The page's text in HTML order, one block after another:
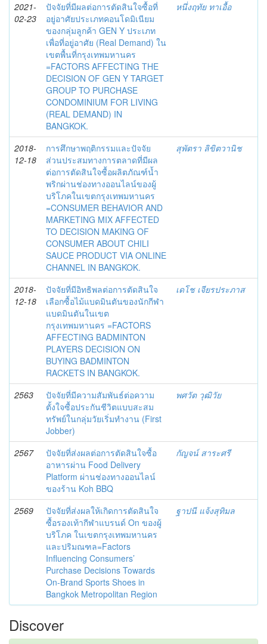
2021-
02-23
ปัจจัยที่มีผลต่อการตัดสินใจซื้อที่
อยู่อาศัยประเภทคอนโดมิเนียม
ของกลุ่มลูกค้า GEN Y ประเภท
เพื่อที่อยู่อาศัย (Real Demand) ใน
เขตพื้นที่กรุงเทพมหานคร
=FACTORS AFFECTING THE
DECISION OF GEN Y TARGET
GROUP TO PURCHASE
CONDOMINIUM FOR LIVING
(REAL DEMAND) IN
BANGKOK.
หนึ่งฤทัย ทาเอื้อ
2018-
12-18
การศึกษาพฤติกรรมและปัจจัย
ส่วนประสมทางการตลาดที่มีผล
ต่อการตัดสินใจซื้อผลิตภัณฑ์น้ำ
พริกผ่านช่องทางออนไลน์ของผู้
บริโภคในเขตกรุงเทพมหานคร
=CONSUMER BEHAVIOR AND
MARKETING MIX AFFECTED
TO DECISION MAKING OF
CONSUMER ABOUT CHILI
SAUCE PRODUCT VIA ONLINE
CHANNEL IN BANGKOK.
สุพัตรา ลิขิตวานิช
2018-
12-18
ปัจจัยที่มีอิทธิพลต่อการตัดสินใจ
เลือกซื้อไม้แบดมินตันของนักกีฬา
แบดมินตันในเขต
กรุงเทพมหานคร =FACTORS
AFFECTING BADMINTON
PLAYERS DECISION ON
BUYING BADMINTON
RACKETS IN BANGKOK.
เดโช เจียรประภาส
2563
ปัจจัยที่มีความสัมพันธ์ต่อความ
ตั้งใจซื้อประกันชีวิตแบบสะสม
ทรัพย์ในกลุ่มวัยเริ่มทำงาน (First
Jobber)
พศวัต วุฒิวัย
2567
ปัจจัยที่ส่งผลต่อการตัดสินใจซื้อ
อาหารผ่าน Food Delivery
Platform ผ่านช่องทางออนไลน์
ของร้าน Koh BBQ
กัญจน์ สาระศรี
2569
ปัจจัยที่ส่งผลให้เกิดการตัดสินใจ
ซื้อรองเท้ากีฬาแบรนด์ On ของผู้
บริโภค ในเขตกรุงเทพมหานคร
และปริมณฑล=Factors
Influencing Consumers’
Purchase Decisions Towards
On-Brand Sports Shoes in
Bangkok Metropolitan Region
ฐาปนี แจ้งสุทิมล
Discover